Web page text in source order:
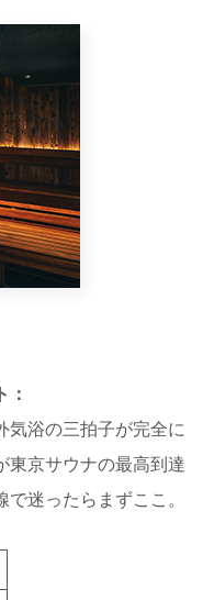
：
気浴の三拍子が完全に
東京サウナの最高到達
迷ったらまずここ。